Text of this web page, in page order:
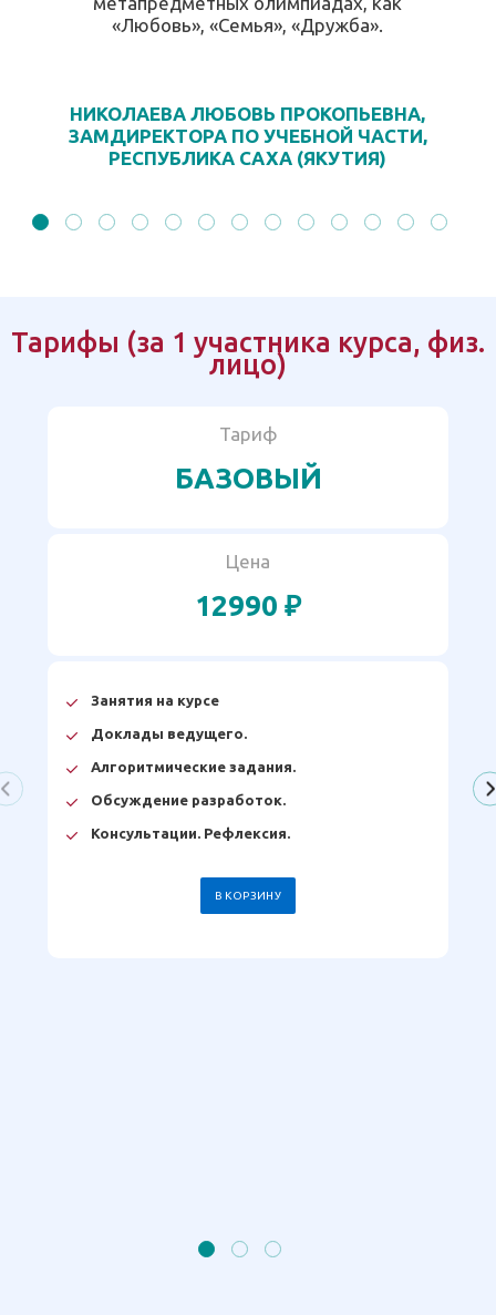
«Любовь», «Семья», «Дружба».
НИКОЛАЕВА ЛЮБОВЬ ПРОКОПЬЕВНА,
ЗАМДИРЕКТОРА ПО УЧЕБНОЙ ЧАСТИ,
РЕСПУБЛИКА САХА (ЯКУТИЯ)
Тарифы (за 1 участника курса, физ.
лицо)
Тариф
БАЗОВЫЙ
Цена
12990 ₽
Занятия на курсе
Доклады ведущего.
Алгоритмические задания.
Обсуждение разработок.
Консультации. Рефлексия.
В КОРЗИНУ